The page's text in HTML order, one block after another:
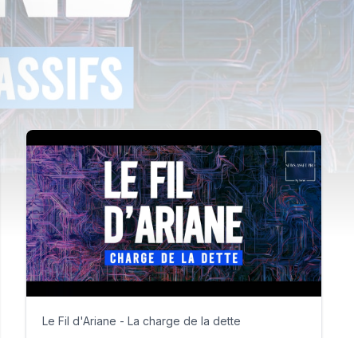
Le Fil d'Ariane - La charge de la dette